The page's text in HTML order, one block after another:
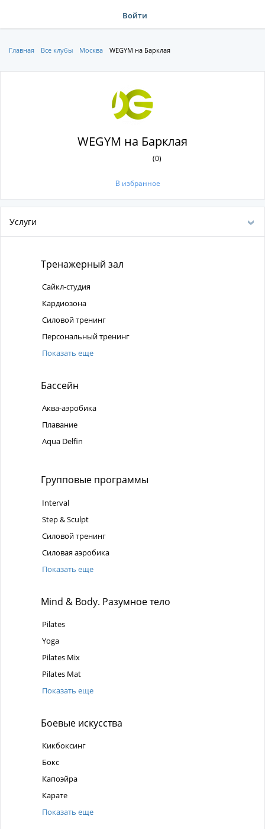
Войти
Главная Все клубы Москва WEGYM на Барклая
WEGYM на Барклая
(0)
В избранное
Услуги
Тренажерный зал
Сайкл-студия
Кардиозона
Силовой тренинг
Персональный тренинг
Показать еще
Бассейн
Аква-аэробика
Плавание
Aqua Delfin
Групповые программы
Interval
Step & Sculpt
Силовой тренинг
Силовая аэробика
Показать еще
Mind & Body. Разумное тело
Pilates
Yoga
Pilates Mix
Pilates Mat
Показать еще
Боевые искусства
Кикбоксинг
Бокс
Капоэйра
Карате
Показать еще